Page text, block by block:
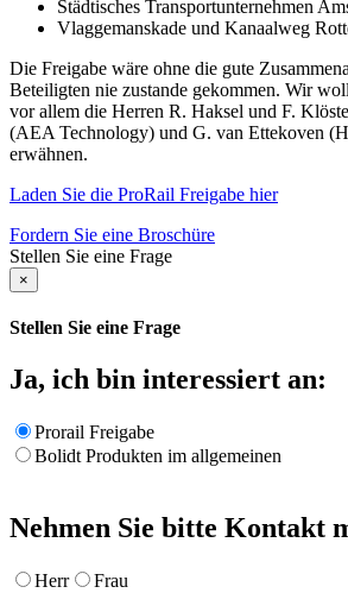
Städtisches Transportunternehmen
Vlaggemanskade und Kanaalweg
Die Freigabe wäre ohne die gute
Beteiligten nie zustande gekommen. Wir
vor allem die Herren R. Haksel und F.
(AEA Technology) und G. van Ettekoven
erwähnen.
Laden Sie die ProRail Freigabe hier
Fordern Sie eine Broschüre
Stellen Sie eine Frage
×
Stellen Sie eine Frage
Ja, ich bin interessiert an:
Prorail Freigabe
Bolidt Produkten im allgemeinen
Nehmen Sie bitte Kontakt
Herr Frau